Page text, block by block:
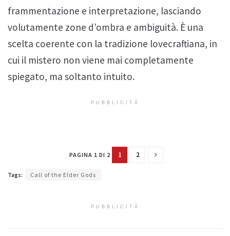
frammentazione e interpretazione, lasciando
volutamente zone d’ombra e ambiguità. È una
scelta coerente con la tradizione lovecraftiana, in
cui il mistero non viene mai completamente
spiegato, ma soltanto intuito.
PUBBLICITÀ
PAGINA 1 DI 2 1 2
Tags: Call of the Elder Gods
PUBBLICITÀ